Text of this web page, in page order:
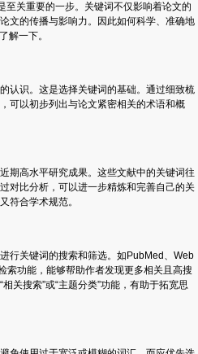
至关重要的一步。关键词不仅影响着论文的
文的传播与影响力。因此如何科学、准确地
解一下。
认识。这是选择关键词的基础。通过细致梳
可以初步列出与论文紧密相关的术语和概
期高水平研究成果。这些文献中的关键词往
对比分析，可以进一步精炼和完善自己的关
符合学术规范。
行关键词的搜索和筛选。如PubMed、Web
索功能，能够帮助作者发现更多相关且高搜
关搜索”或“主题分类”功能，有助于拓宽思